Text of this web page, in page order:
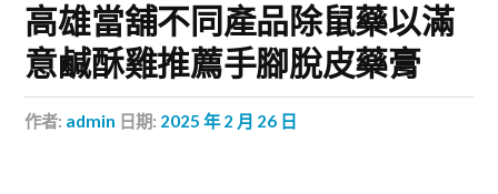
高雄當舖不同產品除鼠藥以滿
意鹹酥雞推薦手腳脫皮藥膏
作者: admin 日期: 2025 年 2 月 26 日